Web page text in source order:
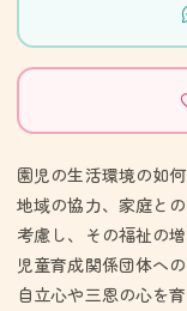
園児の生活環境の如
地域の協力、家庭と
考慮し、その福祉の
児童育成関係団体へ
自立心や三恩の心を